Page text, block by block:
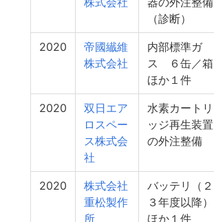
（診断）
2020
帝國纎維
株式会社
内部標準ガ
ス ６缶／箱
ほか１件
2020
双日エア
ロスペー
ス株式会
社
水素カートリ
ッジ再生装置
の外注整備
2020
株式会社
重松製作
所
バッテリ（２
３年度以降）
ほか１件